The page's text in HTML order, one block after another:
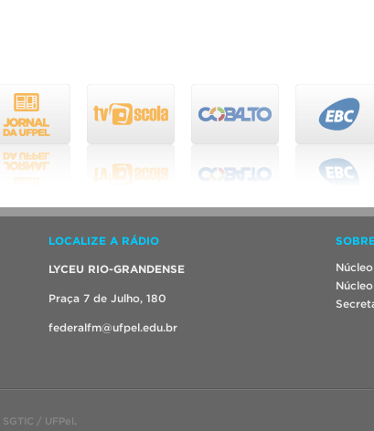
LOCALIZE A RÁDIO
LYCEU RIO-GRANDENSE
Praça 7 de Julho, 180
federalfm@ufpel.edu.br
SGTIC / UFPel .